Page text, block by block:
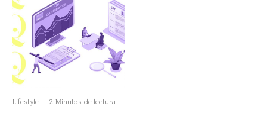
Lifestyle · 2 Minutos de lectura